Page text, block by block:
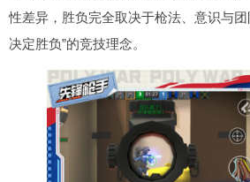
性差异，胜负完全取决于枪法、意识与
决定胜负”的竞技理念。